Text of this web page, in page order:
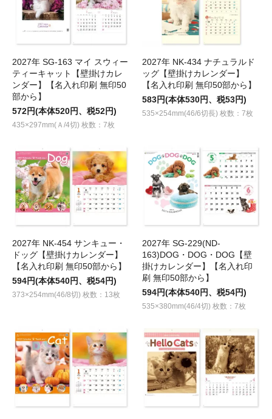
2027年 SG-163 マイ スウィー
ティーキャット【壁掛けカレ
ンダー】【名入れ印刷 無印50
部から】
572円(本体520円、税52円)
435×297mm(Ａ/4切) 枚数：7枚
2027年 NK-434 ナチュラルド
ッグ【壁掛けカレンダー】
【名入れ印刷 無印50部から】
583円(本体530円、税53円)
535×254mm(46/6切長) 枚数：7枚
2027年 NK-454 サンキュー・
ドッグ【壁掛けカレンダー】
【名入れ印刷 無印50部から】
594円(本体540円、税54円)
373×254mm(46/8切) 枚数：13枚
2027年 SG-229(ND-
163)DOG・DOG・DOG【壁
掛けカレンダー】【名入れ印
刷 無印50部から】
594円(本体540円、税54円)
535×380mm(46/4切) 枚数：7枚